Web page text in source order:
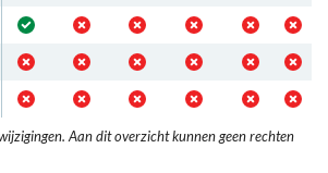
Aan dit overzicht kunnen geen rechten